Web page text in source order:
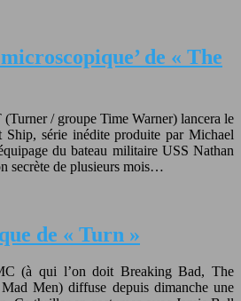
de « The
/ groupe Time Warner) lancera le
série inédite produite par Michael
du bateau militaire USS Nathan
secrète de plusieurs mois…
de « Turn »
(à qui l’on doit Breaking Bad, The
Men) diffuse depuis dimanche une